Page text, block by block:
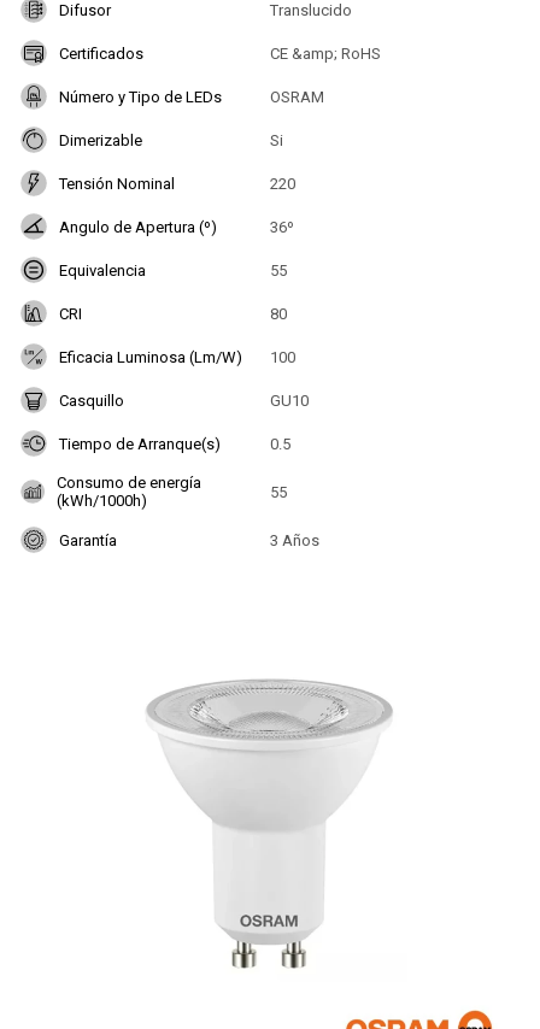
Difusor Translucido
Certificados CE &amp; RoHS
Número y Tipo de LEDs OSRAM
Dimerizable Si
Tensión Nominal 220
Angulo de Apertura (º) 36º
Equivalencia 55
CRI 80
Eficacia Luminosa (Lm/W) 100
Casquillo GU10
Tiempo de Arranque(s) 0.5
Consumo de energía
(kWh/1000h)
55
Garantía 3 Años